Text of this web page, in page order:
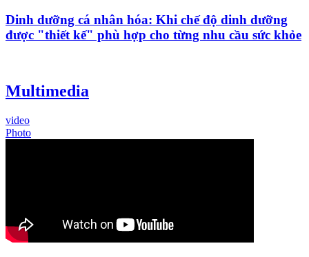
Dinh dưỡng cá nhân hóa: Khi chế độ dinh dưỡng
được "thiết kế" phù hợp cho từng nhu cầu sức khỏe
Multimedia
video
Photo